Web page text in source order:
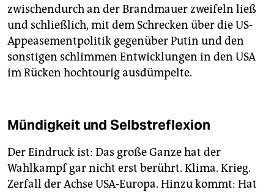
zwischendurch an der Brandmauer zweifeln ließ
und schließlich, mit dem Schrecken über die US-
Appeasementpolitik gegenüber Putin und den
sonstigen schlimmen Entwicklungen in den USA
im Rücken hochtourig ausdümpelte.
Mündigkeit und Selbstreflexion
Der Eindruck ist: Das große Ganze hat der
Wahlkampf gar nicht erst berührt. Klima. Krieg.
Zerfall der Achse USA-Europa. Hinzu kommt: Hat